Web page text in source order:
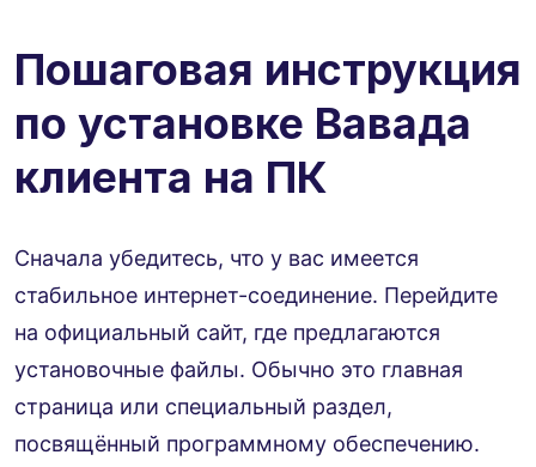
Пошаговая инструкция
по установке Вавада
клиента на ПК
Сначала убедитесь, что у вас имеется
стабильное интернет-соединение. Перейдите
на официальный сайт, где предлагаются
установочные файлы. Обычно это главная
страница или специальный раздел,
посвящённый программному обеспечению.